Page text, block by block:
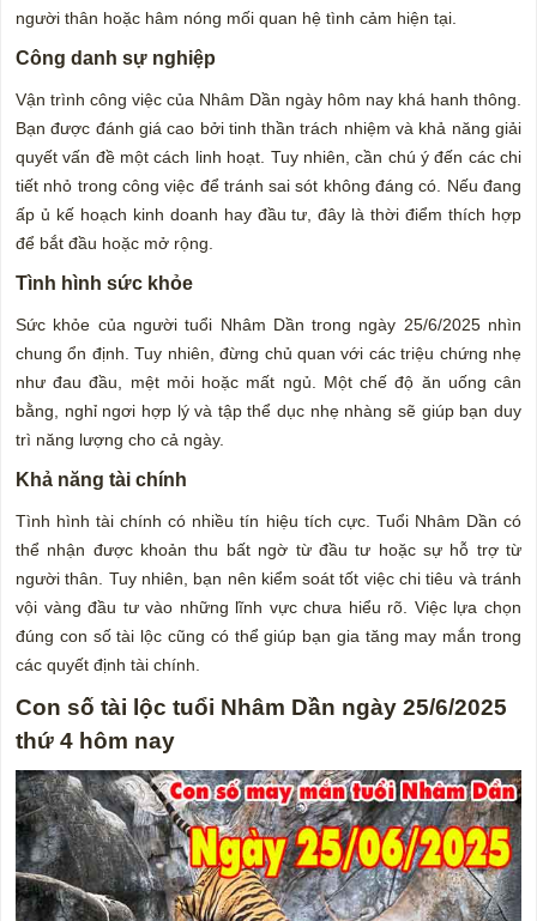
người thân hoặc hâm nóng mối quan hệ tình cảm hiện tại.
Công danh sự nghiệp
Vận trình công việc của Nhâm Dần ngày hôm nay khá hanh thông.
Bạn được đánh giá cao bởi tinh thần trách nhiệm và khả năng giải
quyết vấn đề một cách linh hoạt. Tuy nhiên, cần chú ý đến các chi
tiết nhỏ trong công việc để tránh sai sót không đáng có. Nếu đang
ấp ủ kế hoạch kinh doanh hay đầu tư, đây là thời điểm thích hợp
để bắt đầu hoặc mở rộng.
Tình hình sức khỏe
Sức khỏe của người tuổi Nhâm Dần trong ngày 25/6/2025 nhìn
chung ổn định. Tuy nhiên, đừng chủ quan với các triệu chứng nhẹ
như đau đầu, mệt mỏi hoặc mất ngủ. Một chế độ ăn uống cân
bằng, nghỉ ngơi hợp lý và tập thể dục nhẹ nhàng sẽ giúp bạn duy
trì năng lượng cho cả ngày.
Khả năng tài chính
Tình hình tài chính có nhiều tín hiệu tích cực. Tuổi Nhâm Dần có
thể nhận được khoản thu bất ngờ từ đầu tư hoặc sự hỗ trợ từ
người thân. Tuy nhiên, bạn nên kiểm soát tốt việc chi tiêu và tránh
vội vàng đầu tư vào những lĩnh vực chưa hiểu rõ. Việc lựa chọn
đúng con số tài lộc cũng có thể giúp bạn gia tăng may mắn trong
các quyết định tài chính.
Con số tài lộc tuổi Nhâm Dần ngày 25/6/2025
thứ 4 hôm nay